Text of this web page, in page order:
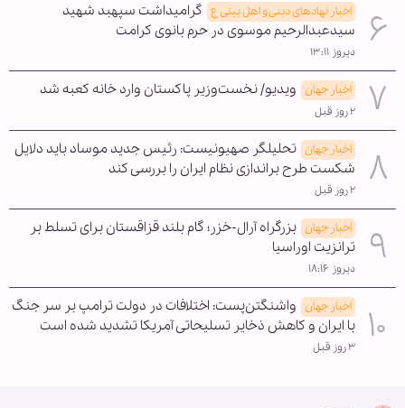
اخبار نهادهای دینی و اهل بیتی ع گرامیداشت سپهبد شهید
سیدعبدالرحیم موسوی در حرم بانوی کرامت
دیروز ۱۳:۱۱
اخبار جهان ویدیو/ نخست‌وزیر پاکستان وارد خانه کعبه شد
۲ روز قبل
اخبار جهان تحلیلگر صهیونیست: رئیس جدید موساد باید دلایل
شکست طرح براندازی نظام ایران را بررسی کند
۲ روز قبل
اخبار جهان بزرگراه آرال-خزر؛ گام بلند قزاقستان برای تسلط بر
ترانزیت اوراسیا
دیروز ۱۸:۱۶
اخبار جهان واشنگتن‌پست: اختلافات در دولت ترامپ بر سر جنگ
با ایران و کاهش ذخایر تسلیحاتی آمریکا تشدید شده است
۳ روز قبل